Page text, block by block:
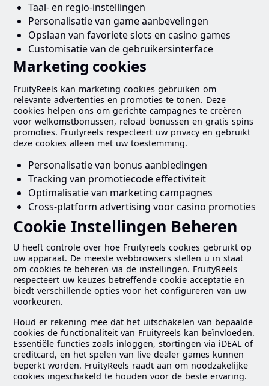
Taal- en regio-instellingen
Personalisatie van game aanbevelingen
Opslaan van favoriete slots en casino games
Customisatie van de gebruikersinterface
Marketing cookies
FruityReels kan marketing cookies gebruiken om
relevante advertenties en promoties te tonen. Deze
cookies helpen ons om gerichte campagnes te creëren
voor welkomstbonussen, reload bonussen en gratis spins
promoties. Fruityreels respecteert uw privacy en gebruikt
deze cookies alleen met uw toestemming.
Personalisatie van bonus aanbiedingen
Tracking van promotiecode effectiviteit
Optimalisatie van marketing campagnes
Cross-platform advertising voor casino promoties
Cookie Instellingen Beheren
U heeft controle over hoe Fruityreels cookies gebruikt op
uw apparaat. De meeste webbrowsers stellen u in staat
om cookies te beheren via de instellingen. FruityReels
respecteert uw keuzes betreffende cookie acceptatie en
biedt verschillende opties voor het configureren van uw
voorkeuren.
Houd er rekening mee dat het uitschakelen van bepaalde
cookies de functionaliteit van Fruityreels kan beïnvloeden.
Essentiële functies zoals inloggen, stortingen via iDEAL of
creditcard, en het spelen van live dealer games kunnen
beperkt worden. FruityReels raadt aan om noodzakelijke
cookies ingeschakeld te houden voor de beste ervaring.